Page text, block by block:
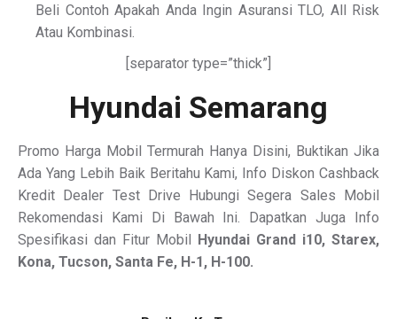
Beli Contoh Apakah Anda Ingin Asuransi TLO, All Risk
Atau Kombinasi.
[separator type=”thick”]
Hyundai Semarang
Promo Harga Mobil Termurah Hanya Disini, Buktikan Jika
Ada Yang Lebih Baik Beritahu Kami, Info Diskon Cashback
Kredit Dealer Test Drive Hubungi Segera Sales Mobil
Rekomendasi Kami Di Bawah Ini. Dapatkan Juga Info
Spesifikasi dan Fitur Mobil Hyundai Grand i10, Starex,
Kona, Tucson, Santa Fe, H-1, H-100.